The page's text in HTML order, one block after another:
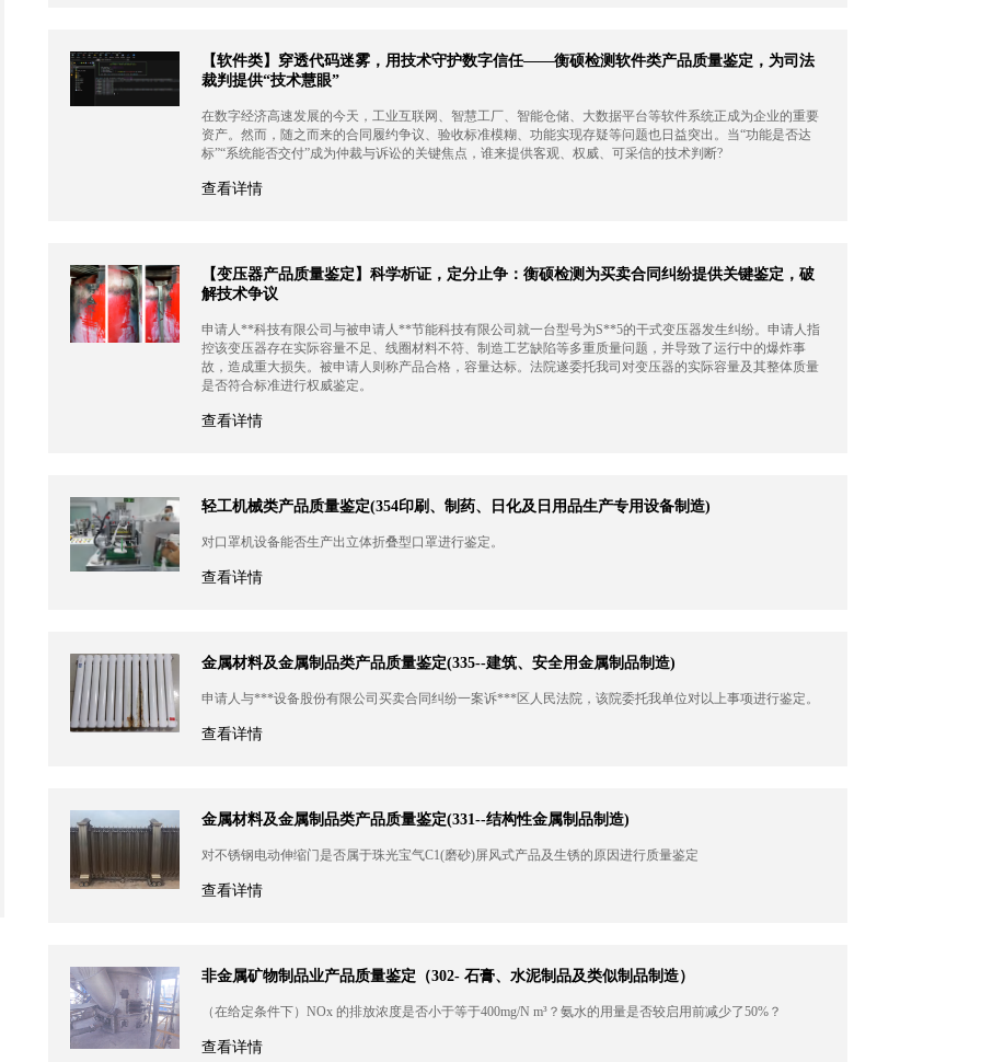
【软件类】穿透代码迷雾，用技术守护数字信任——衡硕检测软件类产品质量鉴定，为司法
裁判提供“技术慧眼”
在数字经济高速发展的今天，工业互联网、智慧工厂、智能仓储、大数据平台等软件系统正成为企业的重要
资产。然而，随之而来的合同履约争议、验收标准模糊、功能实现存疑等问题也日益突出。当“功能是否达
标”“系统能否交付”成为仲裁与诉讼的关键焦点，谁来提供客观、权威、可采信的技术判断?
查看详情
【变压器产品质量鉴定】科学析证，定分止争：衡硕检测为买卖合同纠纷提供关键鉴定，破
解技术争议
申请人**科技有限公司与被申请人**节能科技有限公司就一台型号为S**5的干式变压器发生纠纷。申请人指
控该变压器存在实际容量不足、线圈材料不符、制造工艺缺陷等多重质量问题，并导致了运行中的爆炸事
故，造成重大损失。被申请人则称产品合格，容量达标。法院遂委托我司对变压器的实际容量及其整体质量
是否符合标准进行权威鉴定。
查看详情
轻工机械类产品质量鉴定(354印刷、制药、日化及日用品生产专用设备制造)
对口罩机设备能否生产出立体折叠型口罩进行鉴定。
查看详情
金属材料及金属制品类产品质量鉴定(335--建筑、安全用金属制品制造)
申请人与***设备股份有限公司买卖合同纠纷一案诉***区人民法院，该院委托我单位对以上事项进行鉴定。
查看详情
金属材料及金属制品类产品质量鉴定(331--结构性金属制品制造)
对不锈钢电动伸缩门是否属于珠光宝气C1(磨砂)屏风式产品及生锈的原因进行质量鉴定
查看详情
非金属矿物制品业产品质量鉴定（302- 石膏、水泥制品及类似制品制造）
（在给定条件下）NOx 的排放浓度是否小于等于400mg/N m³？氨水的用量是否较启用前减少了50%？
查看详情